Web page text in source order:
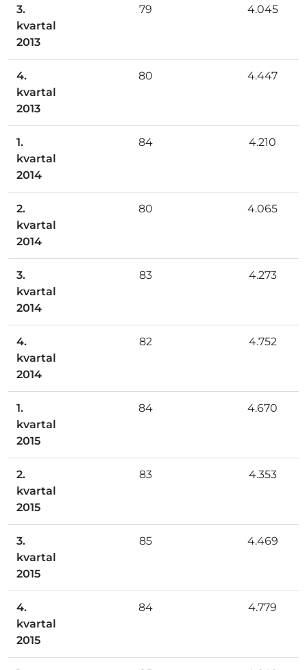
3.
kvartal
2013
79 4.045
4.
kvartal
2013
80 4.447
1.
kvartal
2014
84 4.210
2.
kvartal
2014
80 4.065
3.
kvartal
2014
83 4.273
4.
kvartal
2014
82 4.752
1.
kvartal
2015
84 4.670
2.
kvartal
2015
83 4.353
3.
kvartal
2015
85 4.469
4.
kvartal
2015
84 4.779